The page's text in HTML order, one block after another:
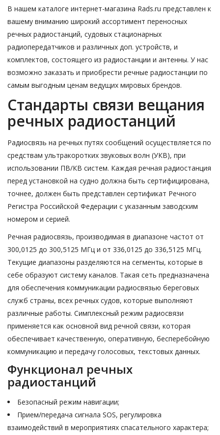
В нашем каталоге интернет-магазина Rads.ru представлен к
вашему вниманию широкий ассортимент переносных
речных радиостанций, судовых стационарных
радиопередатчиков и различных доп. устройств, и
комплектов, состоящего из радиостанции и антенны. У нас
возможно заказать и приобрести речные радиостанции по
самым выгодным ценам ведущих мировых брендов.
Стандарты связи вещания
речных радиостанций
Радиосвязь на речных путях сообщений осуществляется по
средствам ультракоротких звуковых волн (УКВ), при
использовании ПВ/КВ систем. Каждая речная радиостанция
перед установкой на судно должна быть сертифицирована,
точнее, должен быть представлен сертификат Речного
Регистра Российской Федерации с указанным заводским
номером и серией.
Речная радиосвязь, производимая в диапазоне частот от
300,0125 до 300,5125 МГц и от 336,0125 до 336,5125 МГц.
Текущие диапазоны разделяются на сегменты, которые в
себе образуют систему каналов. Такая сеть предназначена
для обеспечения коммуникации радиосвязью береговых
служб страны, всех речных судов, которые выполняют
различные работы. Симплексный режим радиосвязи
применяется как основной вид речной связи, которая
обеспечивает качественную, оперативную, бесперебойную
коммуникацию и передачу голосовых, текстовых данных.
Функционал речных
радиостанций
Безопасный режим навигации;
Прием/передача сигнала SOS, регулировка
взаимодействий в мероприятиях спасательного характера;